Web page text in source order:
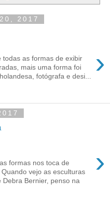
2017
›
todas as formas de exibir
mais uma forma foi
fotógrafa e desi...
›
formas nos toca de
vejo as esculturas
Bernier, penso na